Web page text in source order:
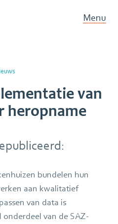
Menu
van
heropname
bundelen hun
aan kwalitatief
van data is
van de SAZ-